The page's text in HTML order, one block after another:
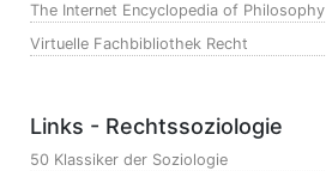
The Internet Encyclopedia of Philosophy
Virtuelle Fachbibliothek Recht
Links - Rechtssoziologie
50 Klassiker der Soziologie